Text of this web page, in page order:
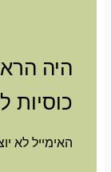
היה
כוסיות לשמן 5.5*4
האימייל לא